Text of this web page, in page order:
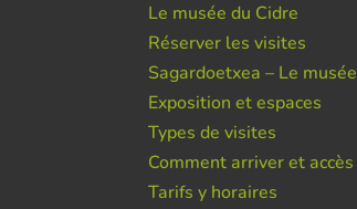
Le musée du Cidre
Réserver les visites
Sagardoetxea – Le musée
Exposition et espaces
Types de visites
Comment arriver et accès
Tarifs y horaires